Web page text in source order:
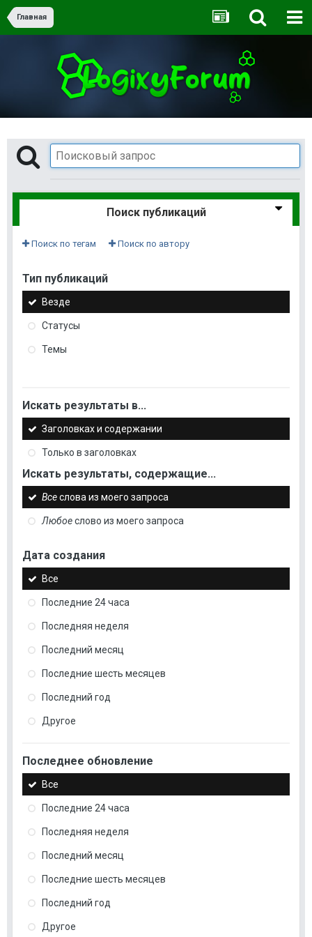
Главная
Поиск публикаций
Поиск по тегам Поиск по автору
Тип публикаций
Везде
Статусы
Темы
Искать результаты в...
Заголовках и содержании
Только в заголовках
Искать результаты, содержащие...
Всеслова из моего запроса
Любоеслово из моего запроса
Дата создания
Все
Последние 24 часа
Последняя неделя
Последний месяц
Последние шесть месяцев
Последний год
Другое
Последнее обновление
Все
Последние 24 часа
Последняя неделя
Последний месяц
Последние шесть месяцев
Последний год
Другое